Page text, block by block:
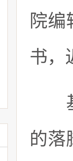
院
书，
基
的落